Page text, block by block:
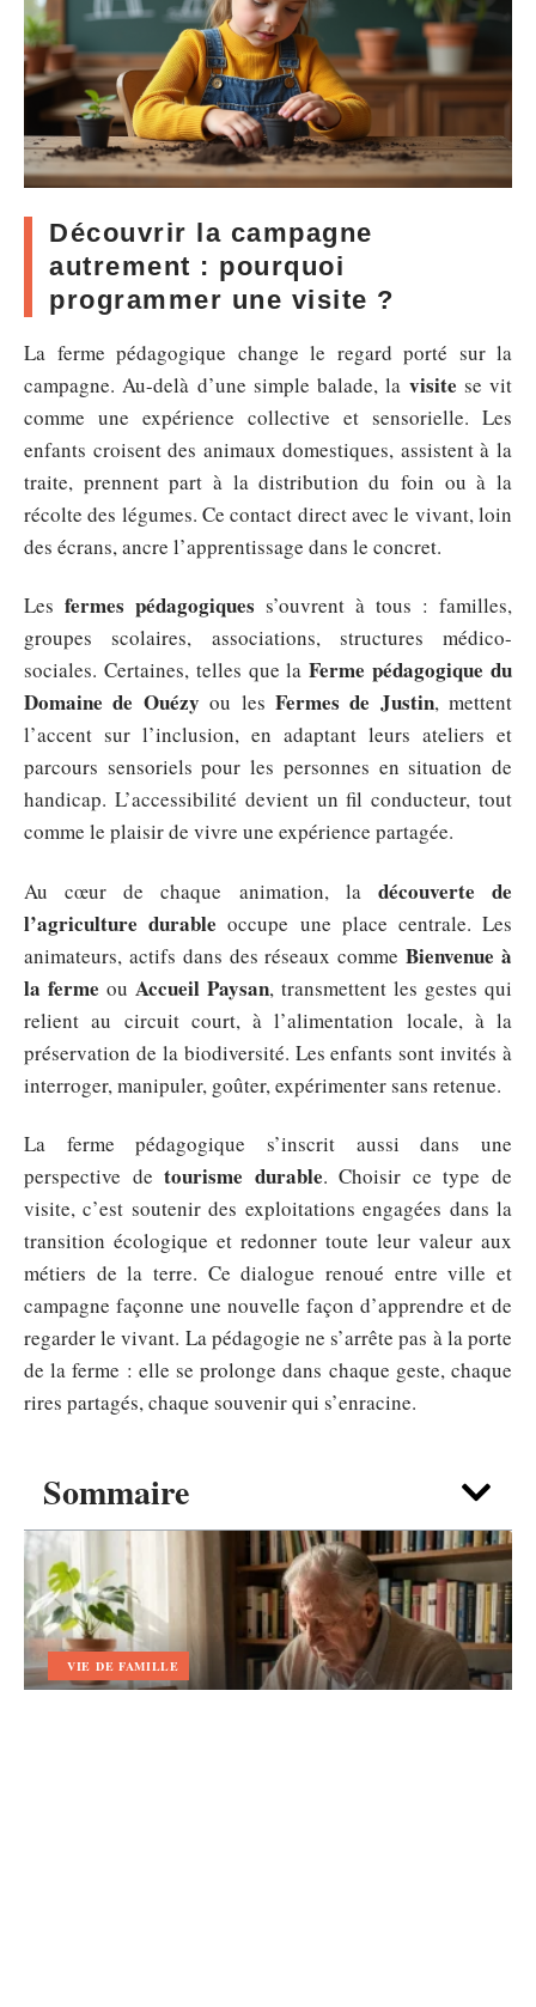
Sommaire
VIE DE FAMILLE
Découvrir la campagne
autrement : pourquoi
programmer une visite ?
La ferme pédagogique change le regard porté sur la
campagne. Au-delà d’une simple balade, la visite se vit
comme une expérience collective et sensorielle. Les
enfants croisent des animaux domestiques, assistent à la
traite, prennent part à la distribution du foin ou à la
récolte des légumes. Ce contact direct avec le vivant, loin
des écrans, ancre l’apprentissage dans le concret.
Les fermes pédagogiques s’ouvrent à tous : familles,
groupes scolaires, associations, structures médico-
sociales. Certaines, telles que laFerme pédagogique du
Domaine de Ouézy ou les Fermes de Justin, mettent
l’accent sur l’inclusion, en adaptant leurs ateliers et
parcours sensoriels pour les personnes en situation de
handicap. L’accessibilité devient un fil conducteur, tout
comme le plaisir de vivre une expérience partagée.
Au cœur de chaque animation, la découverte de
l’agriculture durable occupe une place centrale. Les
animateurs, actifs dans des réseaux commeBienvenue à
la ferme ou Accueil Paysan, transmettent les gestes qui
relient au circuit court, à l’alimentation locale, à la
préservation de la biodiversité. Les enfants sont invités à
interroger, manipuler, goûter, expérimenter sans retenue.
La ferme pédagogique s’inscrit aussi dans une
perspective detourisme durable. Choisir ce type de
visite, c’est soutenir des exploitations engagées dans la
transition écologique et redonner toute leur valeur aux
métiers de la terre. Ce dialogue renoué entre ville et
campagne façonne une nouvelle façon d’apprendre et de
regarder le vivant. La pédagogie ne s’arrête pas à la porte
de la ferme : elle se prolonge dans chaque geste, chaque
rires partagés, chaque souvenir qui s’enracine.